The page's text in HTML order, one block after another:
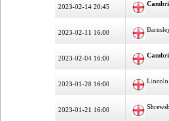
2023-02-14 20:45
2023-02-11 16:00
2023-02-04 16:00
2023-01-28 16:00
2023-01-21 16:00